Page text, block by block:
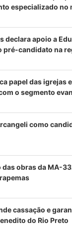
especializado no
apoio a
pré-candidato na
papel das igrejas
o segmento
como
obras da MA-
cassação e
do Rio Preto